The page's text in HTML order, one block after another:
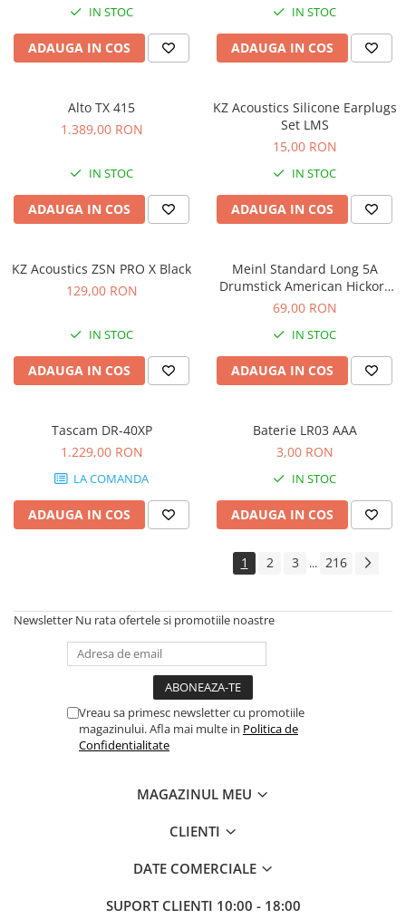
Mixere DMX
Moving Head-uri
Par Led si Pinspot
Scene şi Ring-uri de Dans
Stative si schela lumini
Chitare si bass
Claviaturi
Instrumente de suflat
Instrumente si jucarii pentru copii
Accesorii Pick-up si Vinyl
Case-uri DJ
CD Playere DJ
Controllere MIDI - USB DAW
Samplere si controllere
Cabluri si conectori
Cabluri adaptoare, cabluri Y
Cabluri audio
Cabluri de boxe
IN STOC
ADAUGA IN COS
IN STOC
ADAUGA IN COS
Alto TX 415
1.389,00 RON
IN STOC
ADAUGA IN COS
KZ Acoustics Silicone Earplugs
Set LMS
15,00 RON
IN STOC
ADAUGA IN COS
KZ Acoustics ZSN PRO X Black
129,00 RON
IN STOC
ADAUGA IN COS
Meinl Standard Long 5A
Drumstick American Hickory
SB103
69,00 RON
IN STOC
ADAUGA IN COS
Tascam DR-40XP
1.229,00 RON
LA COMANDA
ADAUGA IN COS
Baterie LR03 AAA
3,00 RON
IN STOC
ADAUGA IN COS
1 2 3 ... 216
Newsletter Nu rata ofertele si promotiile noastre
Vreau sa primesc newsletter cu promotiile
magazinului. Afla mai multe in Politica de
Confidentialitate
MAGAZINUL MEU
CLIENTI
DATE COMERCIALE
SUPORT CLIENTI 10:00 - 18:00